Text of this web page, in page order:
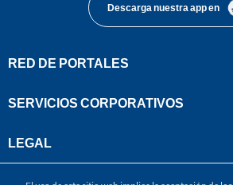
Descarga nuestra app en
RED DE PORTALES
SERVICIOS CORPORATIVOS
LEGAL